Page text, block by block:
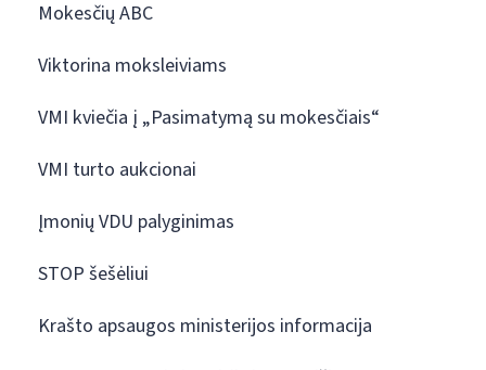
Mokesčių ABC
Viktorina moksleiviams
VMI kviečia į „Pasimatymą su mokesčiais“
VMI turto aukcionai
Įmonių VDU palyginimas
STOP šešėliui
Krašto apsaugos ministerijos informacija